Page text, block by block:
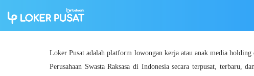
Loker Pusat adalah platform lowongan kerja atau anak media
Perusahaan Swasta Raksasa di Indonesia secara terpusat, terbaru,